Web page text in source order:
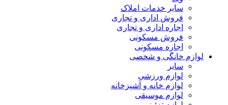
سایر خدمات املاک
فروش اداری و تجاری
اجاره اداری و تجاری
فروش مسکونی
اجاره مسکونی
لوازم خانگی و شخصی
سایر
لوازم ورزشی
لوازم خانه و آشپزخانه
لوازم موسیقی